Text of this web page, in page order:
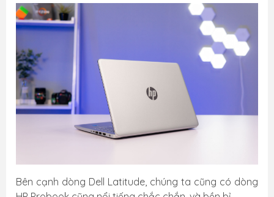
Bên cạnh dòng Dell Latitude, chúng ta cũng có dòng